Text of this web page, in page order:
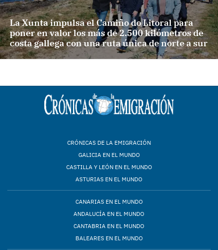
La Xunta impulsa el Camiño do Litoral para
poner en valor los más de 2.500 kilómetros de
costa gallega con una ruta única de norte a sur
CRÓNICAS DE LA EMIGRACIÓN
GALICIA EN EL MUNDO
CASTILLA Y LEÓN EN EL MUNDO
ASTURIAS EN EL MUNDO
CANARIAS EN EL MUNDO
ANDALUCÍA EN EL MUNDO
CANTABRIA EN EL MUNDO
BALEARES EN EL MUNDO